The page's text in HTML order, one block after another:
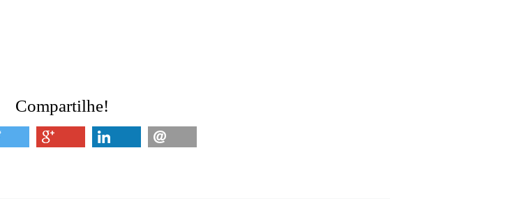
Compartilhe!